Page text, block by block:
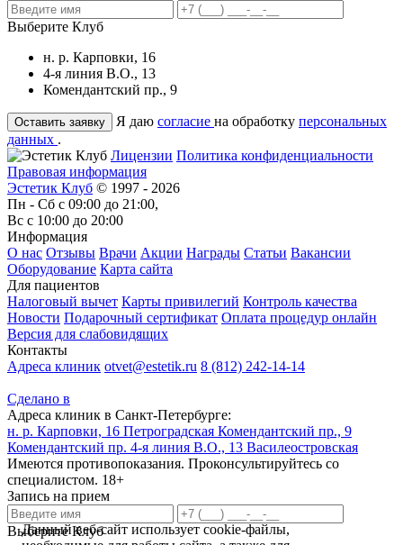
Выберите Клуб
н. р. Карповки, 16
4-я линия В.О., 13
Комендантский пр., 9
Я даю согласие на обработку персональных
данных .
Лицензии Политика конфиденциальности
Правовая информация
Эстетик Клуб © 1997 - 2026
Пн - Сб с 09:00 до 21:00,
Вс с 10:00 до 20:00
Информация
О нас Отзывы Врачи Акции Награды Статьи Вакансии
Оборудование Карта сайта
Для пациентов
Налоговый вычет Карты привилегий Контроль качества
Новости Подарочный сертификат Оплата процедур онлайн
Версия для слабовидящих
Контакты
Адреса клиник otvet@estetik.ru 8 (812) 242-14-14
Сделано в
Адреса клиник в Санкт-Петербурге:
н. р. Карповки, 16 Петроградская Комендантский пр., 9
Комендантский пр. 4-я линия В.О., 13 Василеостровская
Имеются противопоказания. Проконсультируйтесь со
специалистом. 18+
Запись на прием
Выберите Клуб
Данный веб-сайт использует cookie-файлы,